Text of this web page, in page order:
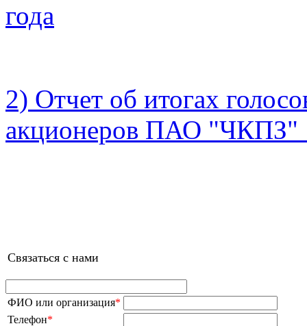
года
2) Отчет об итогах
акционеров ПАО "ЧКПЗ"
Связаться с нами
ФИО или организация*
Телефон*